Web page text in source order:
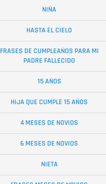
NIÑA
HASTA EL CIELO
FRASES DE CUMPLEAÑOS PARA MI
PADRE FALLECIDO
15 AÑOS
HIJA QUE CUMPLE 15 AÑOS
4 MESES DE NOVIOS
6 MESES DE NOVIOS
NIETA